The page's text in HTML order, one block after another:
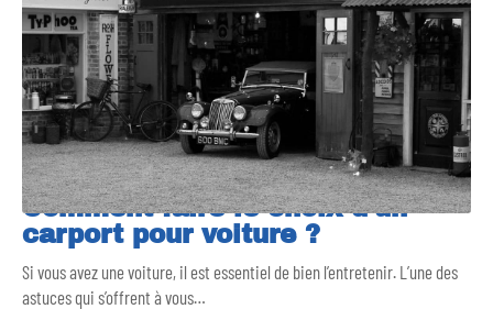
Comment faire le choix d’un
carport pour voiture ?
Si vous avez une voiture, il est essentiel de bien l’entretenir. L’une des
astuces qui s’offrent à vous…